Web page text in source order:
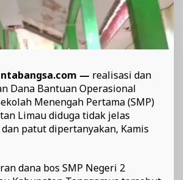
— realisasi dan
Dana Bantuan Operasional
Menengah Pertama (SMP)
Limau diduga tidak jelas
patut dipertanyakan, Kamis
dana bos SMP Negeri 2